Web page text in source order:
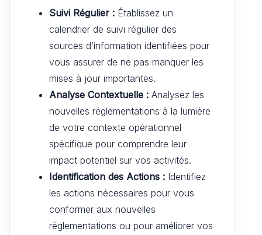
Suivi Régulier : Établissez un
calendrier de suivi régulier des
sources d’information identifiées pour
vous assurer de ne pas manquer les
mises à jour importantes.
Analyse Contextuelle : Analysez les
nouvelles réglementations à la lumière
de votre contexte opérationnel
spécifique pour comprendre leur
impact potentiel sur vos activités.
Identification des Actions : Identifiez
les actions nécessaires pour vous
conformer aux nouvelles
réglementations ou pour améliorer vos